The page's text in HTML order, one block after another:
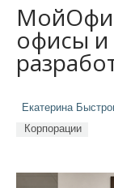
офисы и
Екатерина
Корпорации